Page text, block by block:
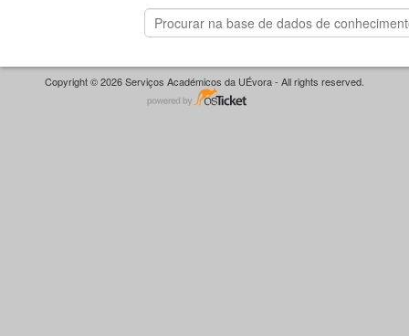
Copyright © 2026 Serviços Académicos da UÉvora - All rights reserved.